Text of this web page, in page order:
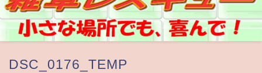
DSC_0176_TEMP